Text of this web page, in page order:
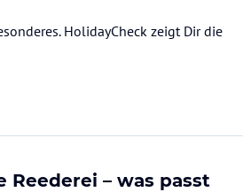
HolidayCheck zeigt Dir die
– was passt